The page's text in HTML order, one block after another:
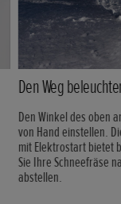
Den Weg
Den Winkel des oben
von Hand einstellen.
mit Elektrostart bietet
Sie Ihre Schneefräse
abstellen.